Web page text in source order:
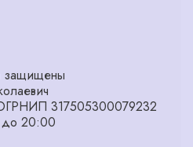
защищены
317505300079232
20:00